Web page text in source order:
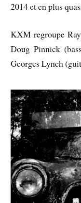
2014 et en plus
KXM regroupe
Doug Pinnick
Georges Lynch